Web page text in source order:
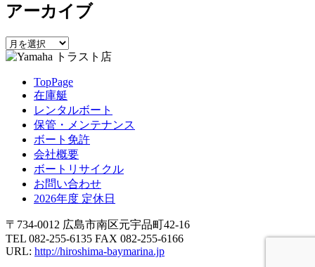
ン
アーカイブ
ア
ー
TopPage
在庫艇
レンタルボート
保管・メンテナンス
ボート免許
会社概要
ボートリサイクル
お問い合わせ
2026年度 定休日
〒734-0012 広島市南区元宇品町42-16
TEL 082-255-6135 FAX 082-255-6166
URL: http://hiroshima-baymarina.jp